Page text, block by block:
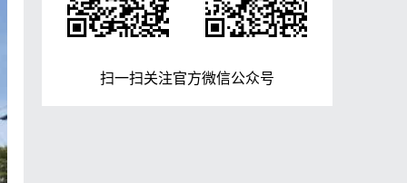
扫一扫关注官方微信公众号